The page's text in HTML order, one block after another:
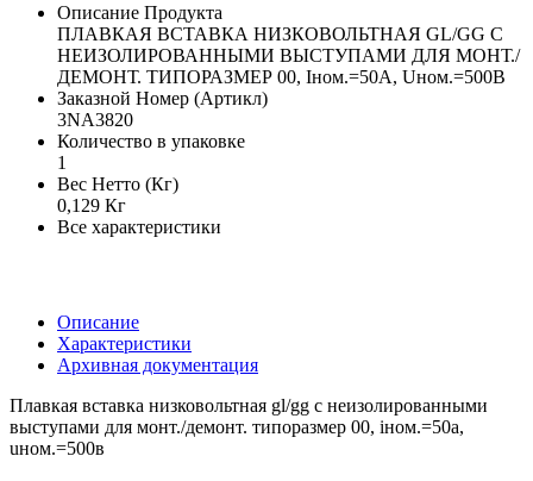
Описание Продукта
ПЛАВКАЯ ВСТАВКА НИЗКОВОЛЬТНАЯ GL/GG С
НЕИЗОЛИРОВАННЫМИ ВЫСТУПАМИ ДЛЯ МОНТ./
ДЕМОНТ. ТИПОРАЗМЕР 00, Iном.=50A, Uном.=500В
Заказной Номер (Артикл)
3NA3820
Количество в упаковке
1
Вес Нетто (Кг)
0,129 Кг
Все характеристики
Описание
Характеристики
Архивная документация
Плавкая вставка низковольтная gl/gg с неизолированными
выступами для монт./демонт. типоразмер 00, iном.=50a,
uном.=500в